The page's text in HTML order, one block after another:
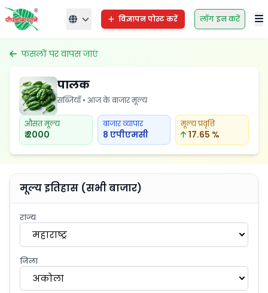
विज्ञापन पोस्ट करें लॉग इन करें
फसलों पर वापस जाएं
पालक
सब्ज़ियाँ • आज के बाजार मूल्य
औसत मूल्य
₹ 2000
बाजार व्यापार
8 एपीएमसी
मूल्य प्रवृत्ति
17.65 %
मूल्य इतिहास (सभी बाजार)
राज्य
महाराष्ट्र
जिला
अकोला